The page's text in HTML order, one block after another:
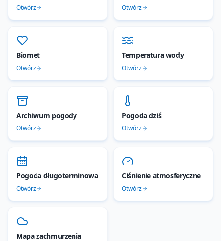
Otwórz Otwórz
Biomet
Otwórz
Temperatura wody
Otwórz
Archiwum pogody
Otwórz
Pogoda dziś
Otwórz
Pogoda długoterminowa
Otwórz
Ciśnienie atmosferyczne
Otwórz
Mapa zachmurzenia